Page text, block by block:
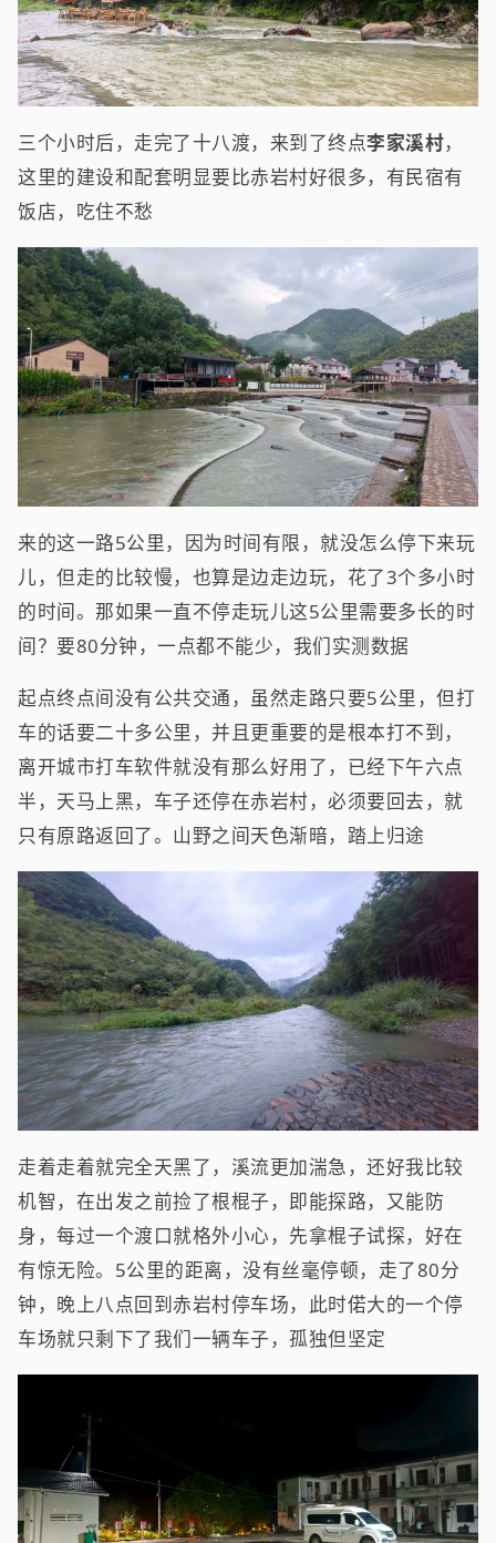
三个小时后，走完了十八渡，来到了终点李家溪村，
这里的建设和配套明显要比赤岩村好很多，有民宿有
饭店，吃住不愁
来的这一路5公里，因为时间有限，就没怎么停下来玩
儿，但走的比较慢，也算是边走边玩，花了3个多小时
的时间。那如果一直不停走玩儿这5公里需要多长的时
间？要80分钟，一点都不能少，我们实测数据
起点终点间没有公共交通，虽然走路只要5公里，但打
车的话要二十多公里，并且更重要的是根本打不到，
离开城市打车软件就没有那么好用了，已经下午六点
半，天马上黑，车子还停在赤岩村，必须要回去，就
只有原路返回了。山野之间天色渐暗，踏上归途
走着走着就完全天黑了，溪流更加湍急，还好我比较
机智，在出发之前捡了根棍子，即能探路，又能防
身，每过一个渡口就格外小心，先拿棍子试探，好在
有惊无险。5公里的距离，没有丝毫停顿，走了80分
钟，晚上八点回到赤岩村停车场，此时偌大的一个停
车场就只剩下了我们一辆车子，孤独但坚定